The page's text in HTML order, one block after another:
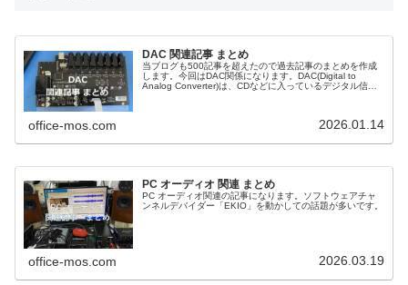
DAC 関連記事 まとめ
当ブログも500記事を超えたので過去記事のまとめを作成
します。今回はDAC関係になります。DAC(Digital to
Analog Converter)は、CDなどに入っているデジタル信号
office-mos.com 2026.01.14
PC オーディオ 関連 まとめ
PC オーディオ関連の記事になります。ソフトウェアチャ
ンネルデバイダー「EKIO」を動かしての話題が多いです。
office-mos.com 2026.03.19